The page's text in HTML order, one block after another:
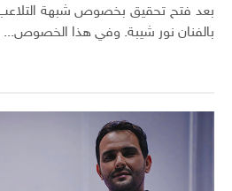
بعد فتح تحقيق بخصوص شبهة التلاعب
بالفنان نور شيبة. وفي هذا الخصوص...